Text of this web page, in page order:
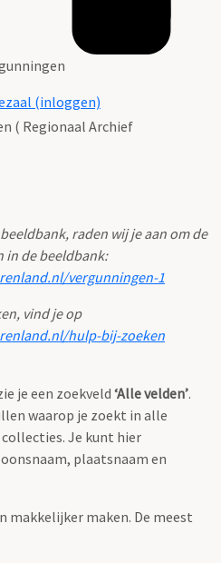
(inloggen)
( Regionaal Archief
raden wij je aan om de
in de beeldbank:
vergunningen-1
vind je op
hulp-bij-zoeken
je een zoekveld ‘Alle velden’.
waarop je zoekt in alle
Je kunt hier
plaatsnaam en
makkelijker maken. De meest